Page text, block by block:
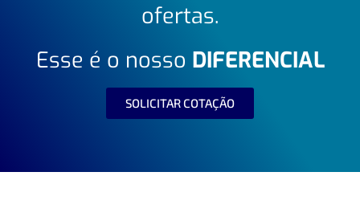
ofertas.
Esse é o nosso DIFERENCIAL
SOLICITAR COTAÇÃO